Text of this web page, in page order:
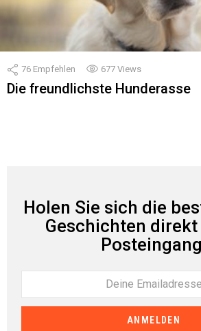
76 Empfehlen 677 Views
Die freundlichste Hunderasse
Holen Sie sich die
Geschichten